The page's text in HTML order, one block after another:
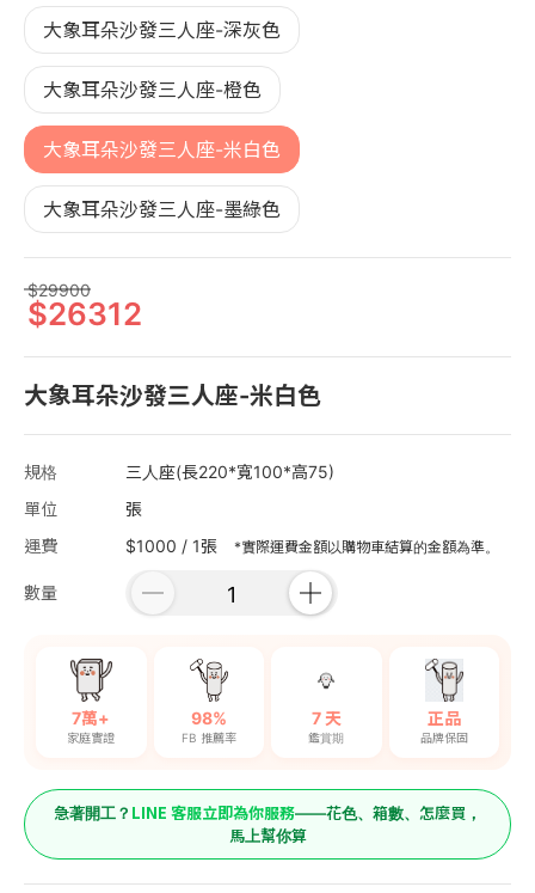
大象耳朵沙發三人座-深灰色
大象耳朵沙發三人座-橙色
大象耳朵沙發三人座-米白色
大象耳朵沙發三人座-墨綠色
29900
26312
大象耳朵沙發三人座-米白色
規格
三人座(長220*寬100*高75)
單位
張
運費
$1000 / 1張 *實際運費金額以購物車結算的金額為準。
數量
7萬+
家庭實證
98%
FB 推薦率
7 天
鑑賞期
正品
品牌保固
急著開工？ LINE 客服立即為你服務——花色、箱數、怎麼買，
馬上幫你算